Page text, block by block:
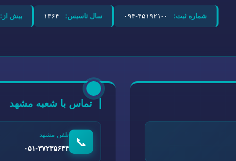
شماره ثبت: سال تاسیس: بیش از:
تماس با شعبه مشهد
📞
تلفن مشهد
۰۵۱-۳۷۲۳۵۶۴۴